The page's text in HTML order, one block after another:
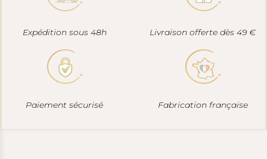
Expédition sous 48h Livraison offerte dès 49 €
Paiement sécurisé Fabrication française